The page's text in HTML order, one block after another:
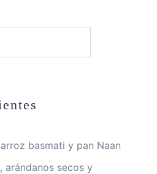
basmati y pan Naan
arándanos secos y